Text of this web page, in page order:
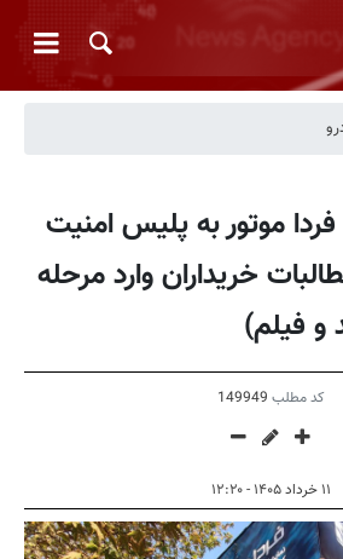
موتور به پلیس امنیت
خریداران وارد مرحله
فیلم)
کد مطلب 149949
۱۱ خرداد ۱۴۰۵ - ۱۲:۲۰